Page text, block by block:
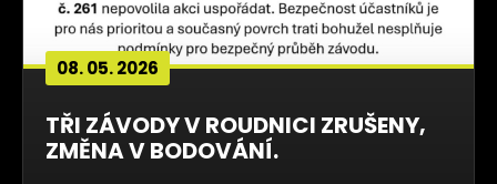
08. 05. 2026
TŘI ZÁVODY V ROUDNICI ZRUŠENY,
ZMĚNA V BODOVÁNÍ.